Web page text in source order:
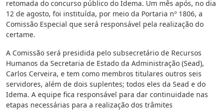
retomada do concurso público do Idema. Um mês após, no dia
12 de agosto, foi instituída, por meio da Portaria nº 1806, a
Comissão Especial que será responsável pela realização do
certame.
A Comissão será presidida pelo subsecretário de Recursos
Humanos da Secretaria de Estado da Administração (Sead),
Carlos Cerveira, e tem como membros titulares outros seis
servidores, além de dois suplentes; todos eles da Sead e do
Idema. A equipe fica responsável para dar continuidade nas
etapas necessárias para a realização dos trâmites